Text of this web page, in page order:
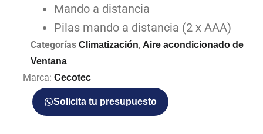
Mando a distancia
Pilas mando a distancia (2 x AAA)
Categorías Climatización, Aire acondicionado de
Ventana
Marca: Cecotec
Solicita tu presupuesto